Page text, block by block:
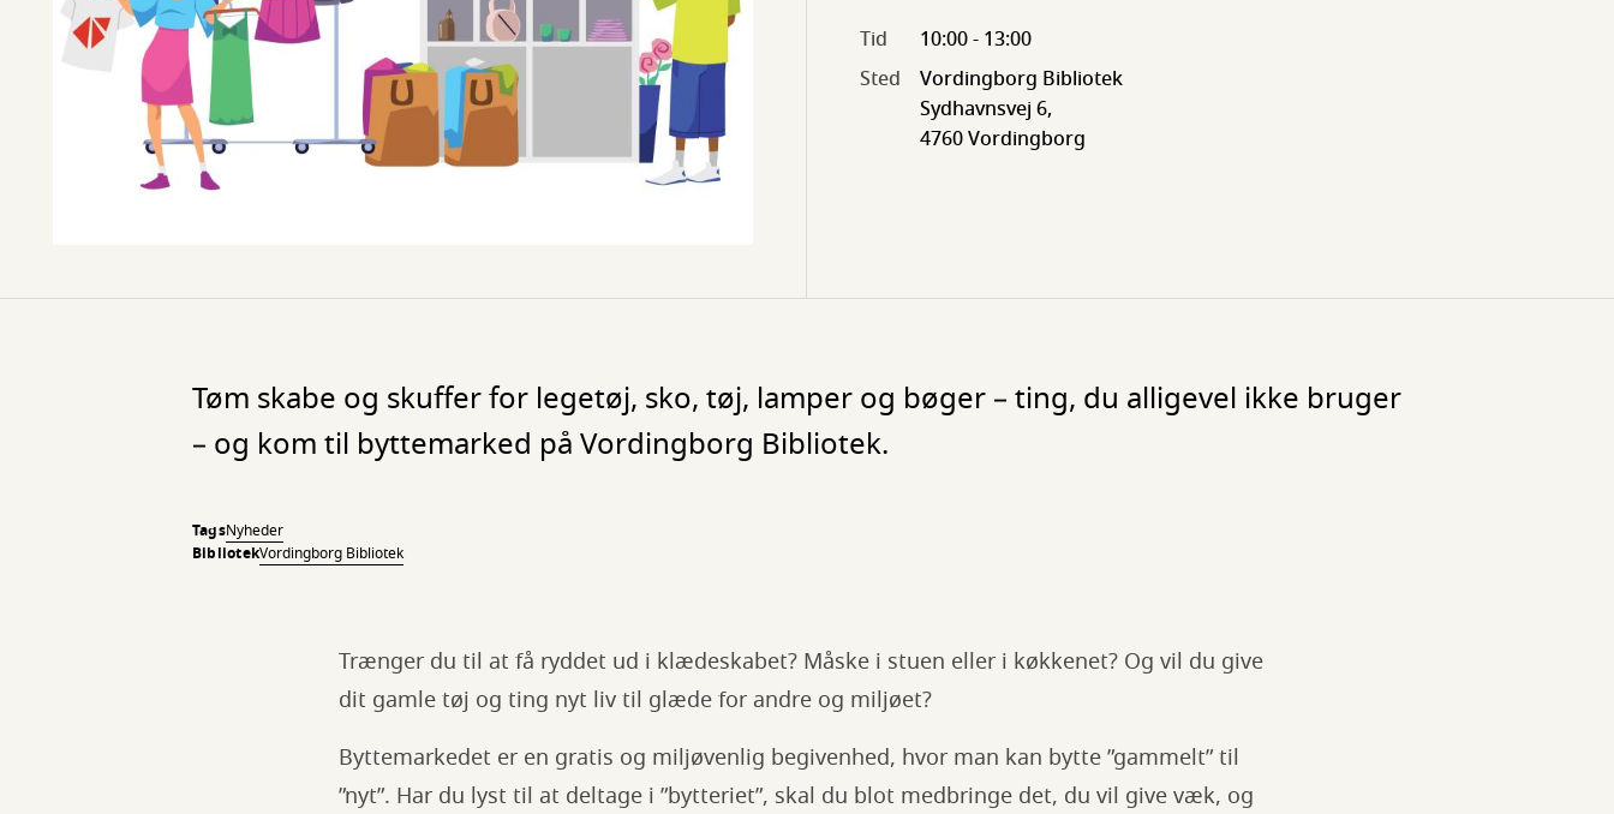
Tid
10:00 - 13:00
Sted
Vordingborg Bibliotek
Sydhavnsvej 6,
4760 Vordingborg
Tøm skabe og skuffer for legetøj, sko, tøj, lamper og bøger – ting, du alligevel ikke bruger
– og kom til byttemarked på Vordingborg Bibliotek.
TagsNyheder
BibliotekVordingborg Bibliotek
Trænger du til at få ryddet ud i klædeskabet? Måske i stuen eller i køkkenet? Og vil du give
dit gamle tøj og ting nyt liv til glæde for andre og miljøet?
Byttemarkedet er en gratis og miljøvenlig begivenhed, hvor man kan bytte ”gammelt” til
”nyt”. Har du lyst til at deltage i ”bytteriet”, skal du blot medbringe det, du vil give væk, og